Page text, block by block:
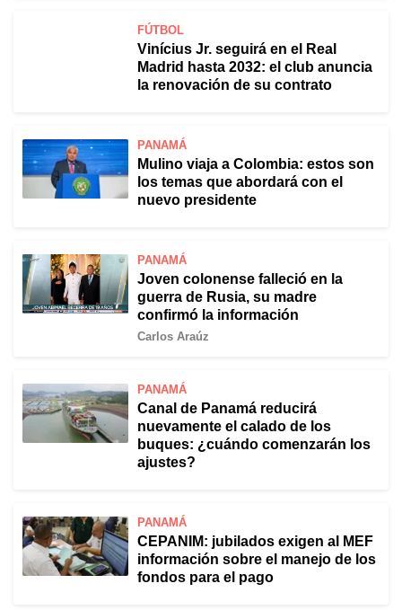
FÚTBOL
Vinícius Jr. seguirá en el Real
Madrid hasta 2032: el club anuncia
la renovación de su contrato
PANAMÁ
Mulino viaja a Colombia: estos son
los temas que abordará con el
nuevo presidente
PANAMÁ
Joven colonense falleció en la
guerra de Rusia, su madre
confirmó la información
Carlos Araúz
PANAMÁ
Canal de Panamá reducirá
nuevamente el calado de los
buques: ¿cuándo comenzarán los
ajustes?
PANAMÁ
CEPANIM: jubilados exigen al MEF
información sobre el manejo de los
fondos para el pago